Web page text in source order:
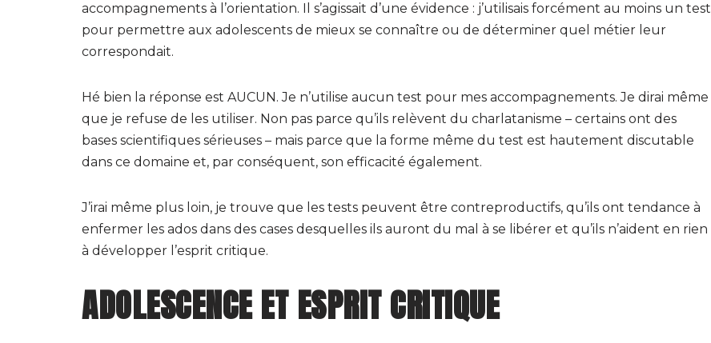
accompagnements à l’orientation. Il s’agissait d’une évidence : j’utilisais forcément au moins un test
pour permettre aux adolescents de mieux se connaître ou de déterminer quel métier leur
correspondait.
Hé bien la réponse est AUCUN. Je n’utilise aucun test pour mes accompagnements. Je dirai même
que je refuse de les utiliser. Non pas parce qu’ils relèvent du charlatanisme – certains ont des
bases scientifiques sérieuses – mais parce que la forme même du test est hautement discutable
dans ce domaine et, par conséquent, son efficacité également.
J’irai même plus loin, je trouve que les tests peuvent être contreproductifs, qu’ils ont tendance à
enfermer les ados dans des cases desquelles ils auront du mal à se libérer et qu’ils n’aident en rien
à développer l’esprit critique.
ADOLESCENCE ET ESPRIT CRITIQUE